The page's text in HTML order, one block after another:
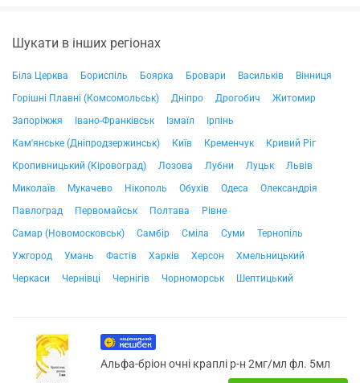
Шукати в інших регіонах
Біла Церква Бориспіль Боярка Бровари Васильків
Вінниця
Горішні Плавні (Комсомольськ)
Дніпро Дрогобич
Житомир
Запоріжжя
Івано-Франківськ Ізмаїл
Ірпінь
Кам'янське (Дніпродзержинськ)
Київ Кременчук
Кривий Ріг
Кропивницький (Кіровоград)
Лозова Лубни Луцьк
Львів
Миколаїв
Мукачево Нікополь Обухів Одеса
Олександрія
Павлоград
Первомайськ Полтава
Рівне
Самар (Новомосковськ)
Самбір Сміла Суми
Тернопіль
Ужгород
Умань Фастів Харків Херсон
Хмельницький
Черкаси
Чернівці Чернігів Чорноморськ Шептицький
Альфа-бріон очні краплі р-н 2мг/мл фл. 5мл